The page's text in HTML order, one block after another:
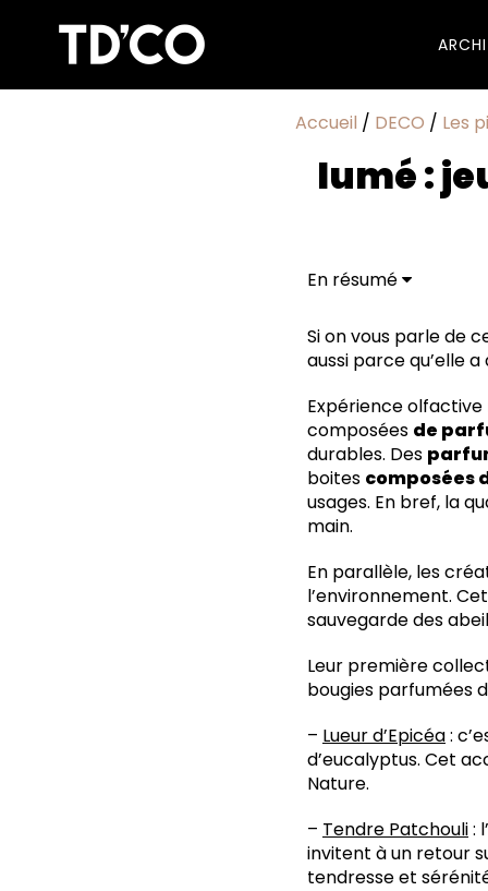
ARCHI
Accueil / DECO / Les
Iumé :
En résumé
Si on vous parle de
aussi parce qu’elle
Expérience olfactive
composées de
durables. Des
boites composées
usages. En bref, la
main.
En parallèle, les
l’environnement.
sauvegarde des
Leur première
bougies parfumées
– Lueur d’Epicéa:
d’eucalyptus. Cet
Nature.
– Tendre Patchouli:
invitent à un retour
tendresse et